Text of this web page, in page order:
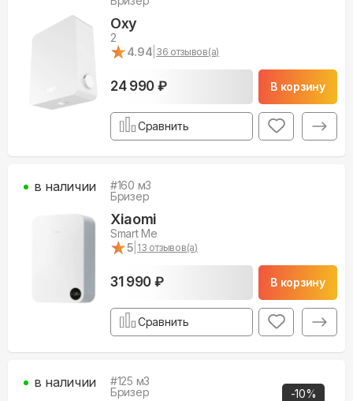
Oxy
2
★
★4.94 36 отзывов(а)
24 990 ₽ В корзину
Сравнить
#160 м3
Бризер
Xiaomi
Smart Me
★
★5 13 отзывов(а)
31 990 ₽ В корзину
в наличии
Сравнить
-10%
#125 м3
Бризер
в наличии